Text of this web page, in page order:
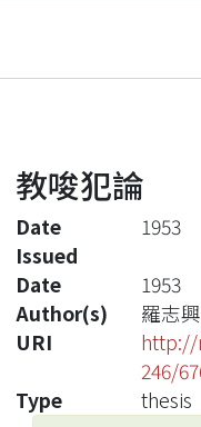
Statistics
教唆犯論
Date
Issued
1953
Date
1953
Author(s)
羅志興
URI
http://
246/
Type
thesis